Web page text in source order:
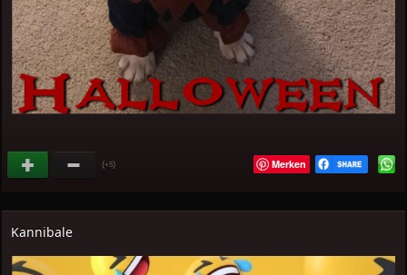
(+5) Merken
Kannibale